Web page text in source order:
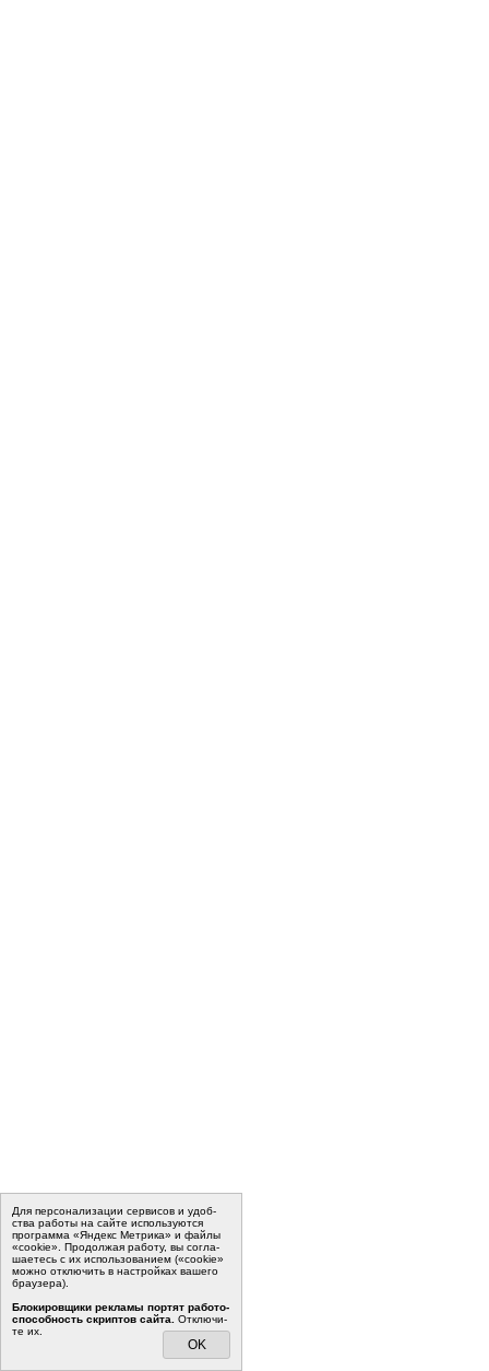
Для пер­со­на­ли­за­ции сер­ви­сов и удоб­
ства ра­бо­ты на сайте ис­поль­зу­ют­ся
программа «Яндекс Метрика» и файлы
«cookie». Про­дол­жая ра­бо­ту, вы со­гла­
ша­е­тесь с их ис­поль­зо­ва­ни­ем («cookie»
мо­жно от­клю­чить в на­строй­ках ва­ше­го
бра­у­зе­ра).
Бло­ки­ров­щи­ки ре­кла­мы пор­тят ра­бо­то­
спо­соб­ность скрип­тов сайта.
Отклю­чи­
те их.
OK